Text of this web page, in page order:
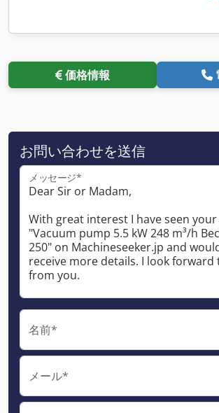
価格情報
お問い合わせを送信
メッセージ*
名前*
メール*